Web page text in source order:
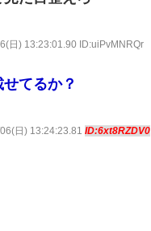
日) 13:23:01.90 ID:uiPvMNRQr
てるか？
日) 13:24:23.81 ID:6xt8RZDV0